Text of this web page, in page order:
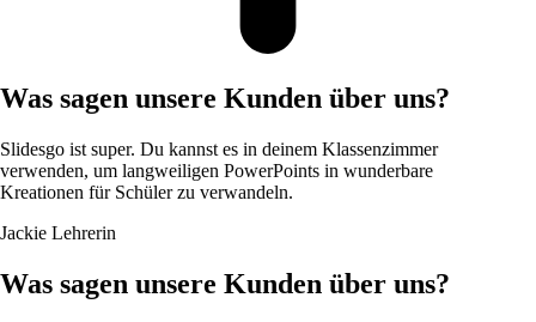
Was sagen unsere Kunden über uns?
Slidesgo ist super. Du kannst es in deinem Klassenzimmer
verwenden, um langweiligen PowerPoints in wunderbare
Kreationen für Schüler zu verwandeln.
Jackie Lehrerin
Was sagen unsere Kunden über uns?